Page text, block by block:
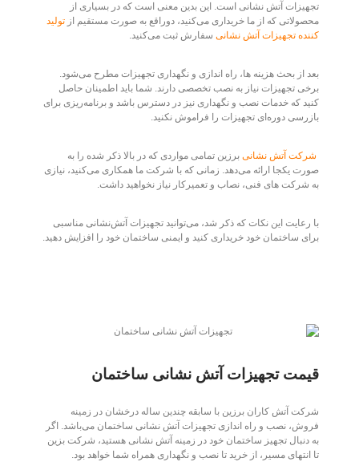
تجهیزات آتش نشانی است. این بدین معنی است که در بسیاری از
محصولاتی که از ما خریداری می‌کنید، دوراقع به صورت مستقیم ازتولید
کننده تجهیزات آتش نشانی سفارش ثبت می‌کنید.
بعد از بحث هزینه ها، راه اندازی و نگهداری تجهیزات مطرح می‌شود.
برخی تجهیزات نیاز به نصب تخصصی دارند. شما باید اطمینان حاصل
کنید که خدمات نصب و نگهداری نیز در دسترس باشد و برنامه‌ریزی برای
بازرسی دوره‌ای تجهیزات را فراموش نکنید.
شرکت آتش نشانی برزین تمامی مواردی که در بالا ذکر شده را به
صورت یکجا ارائه می‌دهد. زمانی که با شرکت ما همکاری می‌کنید، نیازی
به شرکت های فنی، نصاب و تعمیرکار نیاز نخواهید داشت.
با رعایت این نکات که ذکر شد، می‌توانید تجهیزات آتش‌نشانی مناسبی
برای ساختمان خود خریداری کنید و ایمنی ساختمان خود را افزایش دهید.
قیمت تجهیزات آتش نشانی ساختمان
شرکت آتش کاران برزین با سابقه چندین ساله درخشان در زمینه
فروش، نصب و راه اندازی تجهیزات آتش نشانی ساختمان می‌باشد. اگر
به دنبال تجهیز ساختمان خود در زمینه آتش نشانی هستید، شرکت بزین
تا انتهای مسیر، از خرید تا نصب و نگهداری همراه شما خواهد بود.